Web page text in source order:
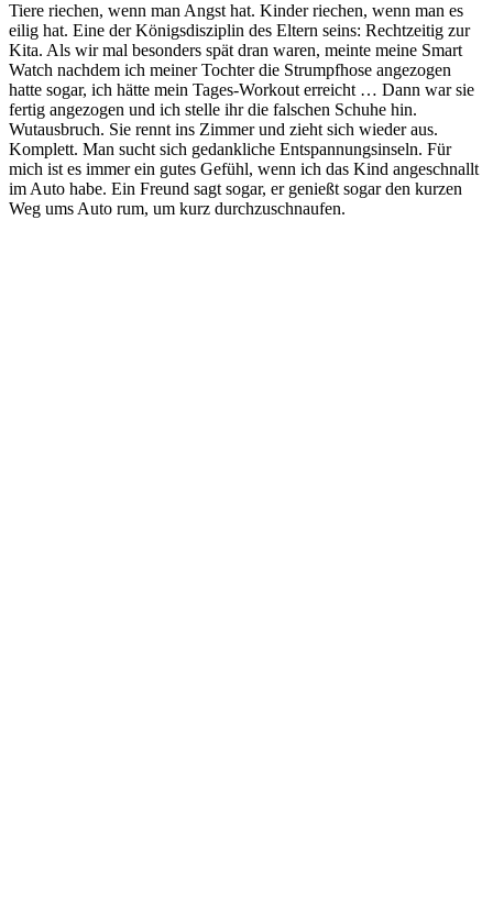
Tiere riechen, wenn man Angst hat. Kinder riechen, wenn man es
eilig hat. Eine der Königsdisziplin des Eltern seins: Rechtzeitig zur
Kita. Als wir mal besonders spät dran waren, meinte meine Smart
Watch nachdem ich meiner Tochter die Strumpfhose angezogen
hatte sogar, ich hätte mein Tages-Workout erreicht … Dann war sie
fertig angezogen und ich stelle ihr die falschen Schuhe hin.
Wutausbruch. Sie rennt ins Zimmer und zieht sich wieder aus.
Komplett. Man sucht sich gedankliche Entspannungsinseln. Für
mich ist es immer ein gutes Gefühl, wenn ich das Kind angeschnallt
im Auto habe. Ein Freund sagt sogar, er genießt sogar den kurzen
Weg ums Auto rum, um kurz durchzuschnaufen.